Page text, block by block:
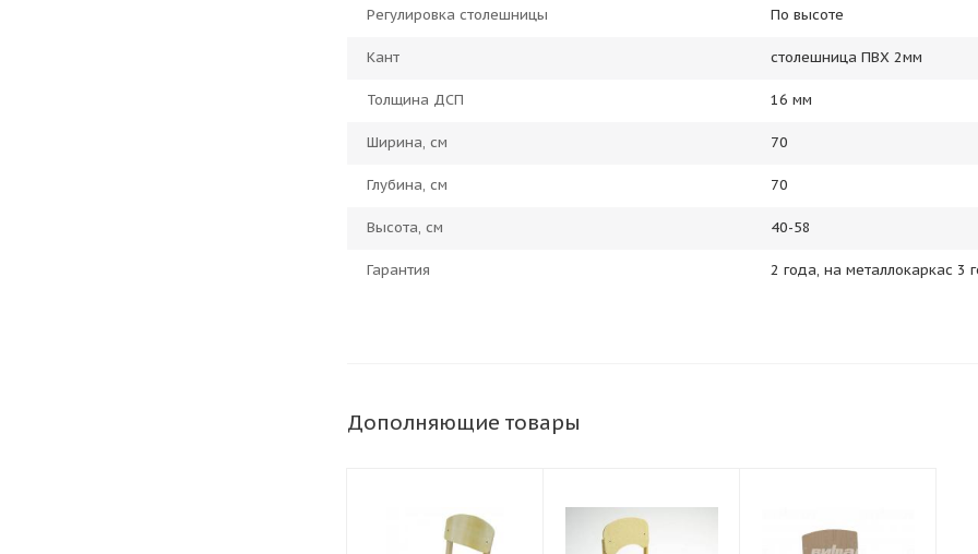
Регулировка столешницы По высоте
Кант столешница ПВХ 2мм
Толщина ДСП 16 мм
Ширина, см 70
Глубина, см 70
Высота, см 40-58
Гарантия 2 года, на металлокаркас 3
Дополняющие товары